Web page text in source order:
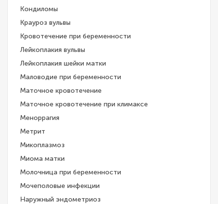
Кондиломы
Крауроз вульвы
Кровотечение при беременности
Лейкоплакия вульвы
Лейкоплакия шейки матки
Маловодие при беременности
Маточное кровотечение
Маточное кровотечение при климаксе
Меноррагия
Метрит
Микоплазмоз
Миома матки
Молочница при беременности
Мочеполовые инфекции
Наружный эндометриоз